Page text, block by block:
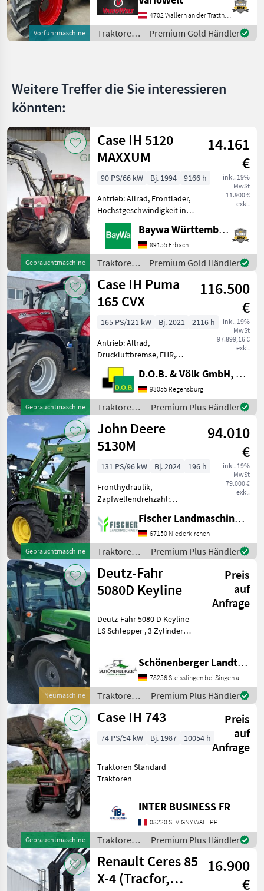
Alle 48
anzeigen
MODELL
1050
Vario
1050
ProfiPlus
209
Vario
(Gen3)
210
Vario
(Gen3)
211
Vario
211
Vario
211
Vario F
(Gen3)
309
LSA
310
Vario
311
LSA
Alle
anzeigen
MARKTPLATZ
Marktplatz Händlerangebote
Vorführmaschine
elektrisch, Oberlenker
hinten: hydraulisch,
Höchstgeschwindigkeit in
km/h: 40 km/h, Getriebeart
4702 Wallern an der Trattnach
Traktoren
/ Fendt
Premium Gold Händler
Weitere Treffer die Sie interessieren
könnten:
Gebrauchtmaschine
Case IH 5120
MAXXUM
14.161
€
inkl. 19%
MwSt
11.900 €
exkl.
90 PS/66 kW Bj. 1994
9166 h
Antrieb: Allrad, Frontlader,
Höchstgeschwindigkeit in
km/h: 40 km/h Die
Maschine steht an unserem
BayWa Standort in DE-
89155 Erbach.Gerne steht
Ihnen Herr Straub unter
Baywa Württemberg
89155 Erbach
Traktoren
/ Case IH
Premium Gold Händler
Gebrauchtmaschine
Case IH Puma
165 CVX
116.500
€
inkl. 19%
MwSt
97.899,16 €
exkl.
165 PS/121 kW Bj. 2021
2116 h
Antrieb: Allrad,
Druckluftbremse, EHR,
Frontzapfwelle, gefederte
Vorderachse,
Höchstgeschwindigkeit in
km/h: 50 km/h, Luftsitz,
Plattform: Kabine,
Zapfwellendrehzahl: 540/54
D.O.B. & Völk GmbH, Filiale Regensburg
93055 Regensburg
Traktoren /
Case IH
Premium Plus Händler
Gebrauchtmaschine
John Deere
5130M
94.010
€
inkl. 19%
MwSt
79.000 €
exkl.
131 PS/96 kW Bj. 2024
196 h
Fronthydraulik,
Zapfwellendrehzahl:
Allrad, Klimaanlage,
Frontlader, Luftsitz,
Powershuttle, Kriechgang,
EHR, Getriebeart
Landmaschine:
Lastschaltgetr
Fischer Landmaschinen GmbH
67150 Niederkirchen
Traktoren /
John Deere
Premium Plus Händler
Neumaschine
Deutz-Fahr
5080D Keyline
Preis
auf
Anfrage
Deutz-Fahr 5080 D Keyline
LS Schlepper , 3 Zylinder
360/70R20 vorne,
420/70R30 hinten,
40km/Stunde ,
synchronisiertes mech
Schönenberger Landtechnik OHG
78256 Steisslingen bei Singen a. Htwl.
Traktoren /
Deutz Fahr
Premium Plus Händler
Gebrauchtmaschine
Case IH 743
Preis
auf
Anfrage
74 PS/54 kW Bj. 1987 10054 h
Traktoren Standard
Traktoren
INTER BUSINESS FR
08220 SEVIGNY WALEPPE
Traktoren /
Case IH
Premium Plus Händler
Renault Ceres 85
X-4 (Tracfor,
16.900
€